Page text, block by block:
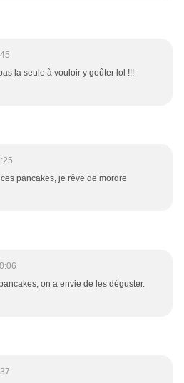
la seule à vouloir y goûter lol !!!
pancakes, je rêve de mordre
on a envie de les déguster.